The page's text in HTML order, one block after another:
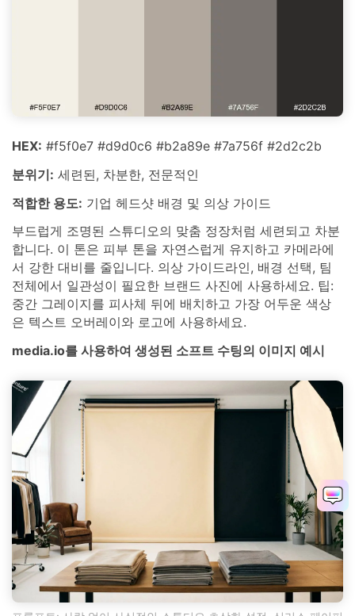
HEX: #f5f0e7 #d9d0c6 #b2a89e #7a756f #2d2c2b
분위기: 세련된, 차분한, 전문적인
적합한 용도: 기업 헤드샷 배경 및 의상 가이드
부드럽게 조명된 스튜디오의 맞춤 정장처럼 세련되고 차분
합니다. 이 톤은 피부 톤을 자연스럽게 유지하고 카메라에
서 강한 대비를 줄입니다. 의상 가이드라인, 배경 선택, 팀
전체에서 일관성이 필요한 브랜드 사진에 사용하세요. 팁:
중간 그레이지를 피사체 뒤에 배치하고 가장 어두운 색상
은 텍스트 오버레이와 로고에 사용하세요.
media.io를 사용하여 생성된 소프트 수팅의 이미지 예시